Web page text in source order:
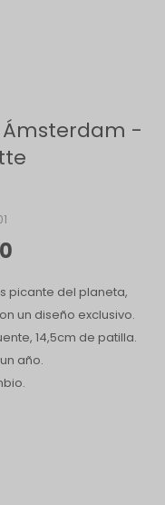
Ámsterdam -
picante del planeta,
un diseño exclusivo.
14,5cm de patilla.
año.